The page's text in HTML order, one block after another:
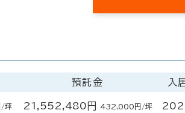
預託金 入
坪 21,552,480円 432,000円/坪